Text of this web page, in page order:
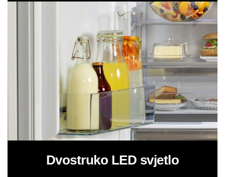
Dvostruko LED svjetlo